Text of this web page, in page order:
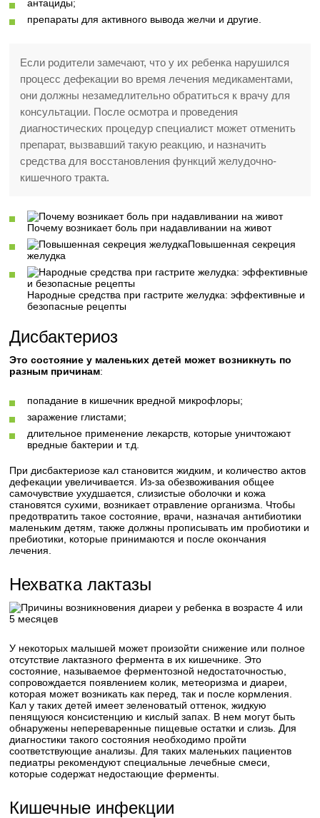
антациды;
препараты для активного вывода желчи и другие.
Если родители замечают, что у их ребенка нарушился
процесс дефекации во время лечения медикаментами,
они должны незамедлительно обратиться к врачу для
консультации. После осмотра и проведения
диагностических процедур специалист может отменить
препарат, вызвавший такую реакцию, и назначить
средства для восстановления функций желудочно-
кишечного тракта.
Почему возникает боль при надавливании на живот
Повышенная секреция
желудка
Народные средства при гастрите желудка: эффективные и
безопасные рецепты
Дисбактериоз
Это состояние у маленьких детей может возникнуть по
разным причинам:
попадание в кишечник вредной микрофлоры;
заражение глистами;
длительное применение лекарств, которые уничтожают
вредные бактерии и т.д.
При дисбактериозе кал становится жидким, и количество актов
дефекации увеличивается. Из-за обезвоживания общее
самочувствие ухудшается, слизистые оболочки и кожа
становятся сухими, возникает отравление организма. Чтобы
предотвратить такое состояние, врачи, назначая антибиотики
маленьким детям, также должны прописывать им пробиотики и
пребиотики, которые принимаются и после окончания
лечения.
Нехватка лактазы
У некоторых малышей может произойти снижение или полное
отсутствие лактазного фермента в их кишечнике. Это
состояние, называемое ферментозной недостаточностью,
сопровождается появлением колик, метеоризма и диареи,
которая может возникать как перед, так и после кормления.
Кал у таких детей имеет зеленоватый оттенок, жидкую
пенящуюся консистенцию и кислый запах. В нем могут быть
обнаружены непереваренные пищевые остатки и слизь. Для
диагностики такого состояния необходимо пройти
соответствующие анализы. Для таких маленьких пациентов
педиатры рекомендуют специальные лечебные смеси,
которые содержат недостающие ферменты.
Кишечные инфекции